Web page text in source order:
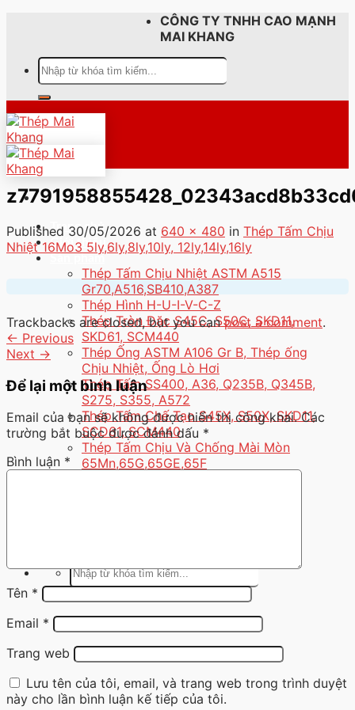
CÔNG TY TNHH CAO MẠNH
MAI KHANG
Tìm
kiếm:
Trang chủ
Giới thiệu
Sản phẩm
Thép Tấm Chịu Nhiệt ASTM A515
Gr70,A516,SB410,A387
Thép Hình H-U-I-V-C-Z
Thép Tròn Đặc S45C, S50C, SKD11,
SKD61, SCM440
Thép Ống ASTM A106 Gr B, Thép ống
Chịu Nhiệt, Ống Lò Hơi
Thép Tấm SS400, A36, Q235B, Q345B,
S275, S355, A572
Thép Tấm Chế Tạo S45X, S50X, SKD11,
SCD61, SCM440
Thép Tấm Chịu Và Chống Mài Mòn
65Mn,65G,65GE,65F
Tìm
kiếm:
Published 30/05/2026 at 640 × 480 in Thép Tấm Chịu
Nhiệt 16Mo3 5ly,6ly,8ly,10ly, 12ly,14ly,16ly
Trackbacks are closed, but you canpost a comment.
← Previous
Next →
Để lại một bình luận
Email của bạn sẽ không được hiển thị công khai. Các
trường bắt buộc được đánh dấu *
Bình luận *
Tên *
Email *
Trang web
Lưu tên của tôi, email, và trang web trong trình duyệt
này cho lần bình luận kế tiếp của tôi.